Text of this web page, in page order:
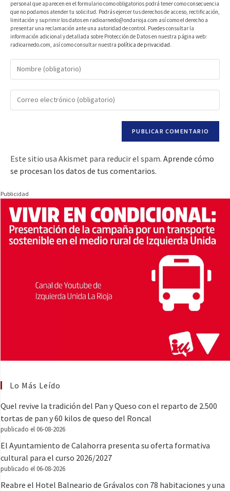
personal que aparecen en el formulario como obligatorios podrá tener como consecuencia
que no podamos atender tu solicitud. Podrás ejercer tus derechos de acceso, rectificación,
limitación y suprimir los datos en radioarnedo@ondarioja.com así como el derecho a
presentar una reclamación ante una autoridad de control. Puedes consultar la
información adicional y detallada sobre Protección de Datos en nuestra página web:
radioarnedo.com, así como consultar nuestra política de privacidad.
Este sitio usa Akismet para reducir el spam. Aprende cómo
se procesan los datos de tus comentarios.
Publicidad
Lo Más Leído
Quel revive la tradición del Pan y Queso con el reparto de 2.500
tortas de pan y 60 kilos de queso del Roncal
publicado el 06-08-2026
El Ayuntamiento de Calahorra presenta su oferta formativa
cultural para el curso 2026/2027
publicado el 06-08-2026
Reabre el Hotel Balneario de Grávalos con 78 habitaciones y una